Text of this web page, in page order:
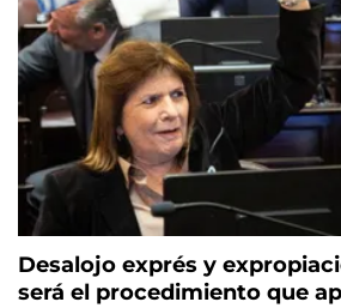
Desalojo exprés y
será el procedimiento que